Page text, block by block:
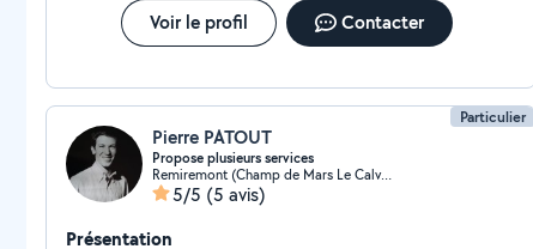
Voir le profil Contacter
Particulier
Pierre PATOUT
Propose plusieurs services
Remiremont (Champ de Mars Le Calvaire La Magdelaine)
5/5 (5 avis)
Présentation